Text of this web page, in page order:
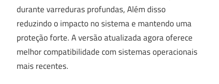
durante varreduras profundas, Além disso
reduzindo o impacto no sistema e mantendo uma
proteção forte. A versão atualizada agora oferece
melhor compatibilidade com sistemas operacionais
mais recentes.